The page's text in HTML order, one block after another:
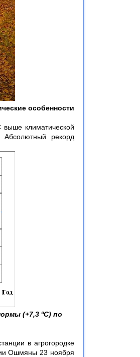
особенности
выше климатической
рекорд
(+7,3 ºС) по
в агрогородке
Ошмяны 23 ноября